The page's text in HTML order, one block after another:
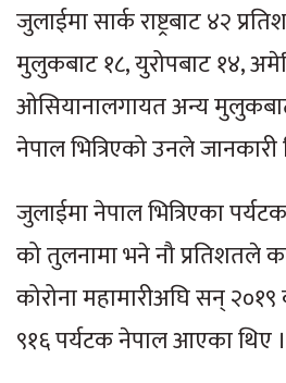
जुलाईमा सार्क राष्ट्रबाट ४२
मुलुकबाट १८, युरोपबाट १४,
ओसियानालगायत अन्य
नेपाल भित्रिएको उनले जानकारी
जुलाईमा नेपाल भित्रिएका
को तुलनामा भने नौ प्रतिशतले
कोरोना महामारीअघि सन्
९१६ पर्यटक नेपाल आएका थिए ।